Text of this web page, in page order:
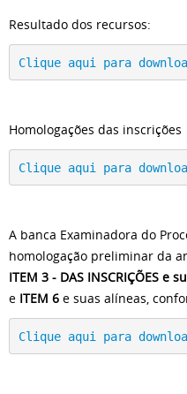
Resultado dos recursos:
Clique aqui para
Homologações das
Clique aqui para
A banca Examinadora do
homologação preliminar da
ITEM 3 - DAS INSCRIÇÕES e
e ITEM 6 e suas alíneas,
Clique aqui para